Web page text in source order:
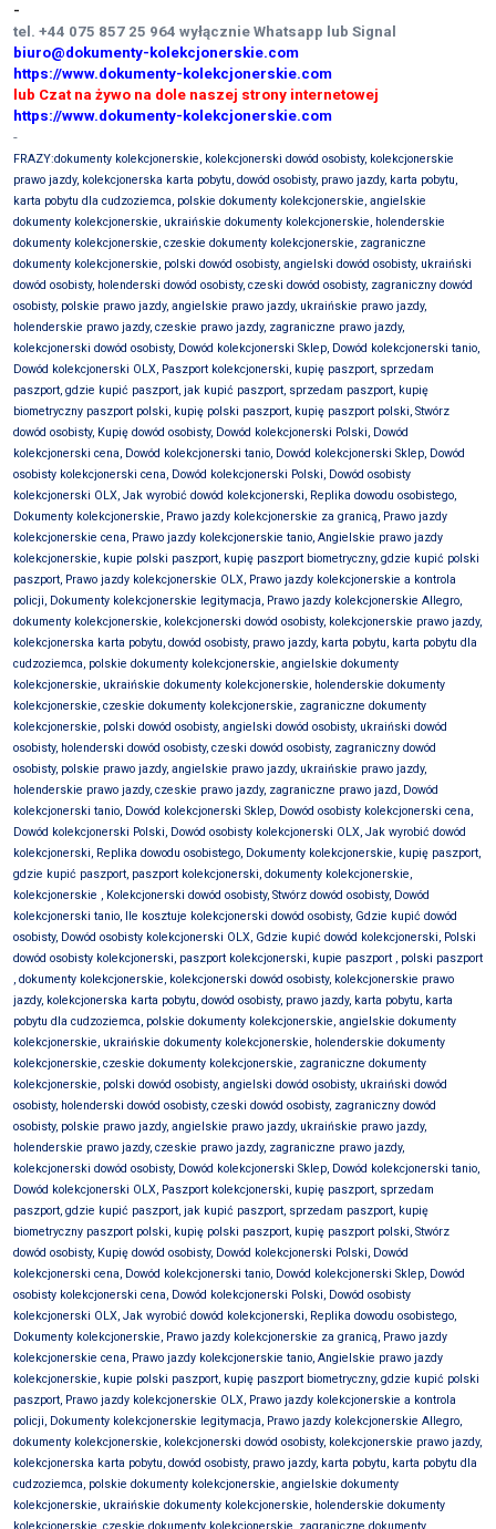
-
tel. +44 075 857 25 964 wyłącznie Whatsapp lub Signal
biuro@dokumenty-kolekcjonerskie.com
https://www.dokumenty-kolekcjonerskie.com
lub Czat na żywo na dole naszej strony internetowej
https://www.dokumenty-kolekcjonerskie.com
-
FRAZY:dokumenty kolekcjonerskie, kolekcjonerski dowód osobisty, kolekcjonerskie
prawo jazdy, kolekcjonerska karta pobytu, dowód osobisty, prawo jazdy, karta pobytu,
karta pobytu dla cudzoziemca, polskie dokumenty kolekcjonerskie, angielskie
dokumenty kolekcjonerskie, ukraińskie dokumenty kolekcjonerskie, holenderskie
dokumenty kolekcjonerskie, czeskie dokumenty kolekcjonerskie, zagraniczne
dokumenty kolekcjonerskie, polski dowód osobisty, angielski dowód osobisty, ukraiński
dowód osobisty, holenderski dowód osobisty, czeski dowód osobisty, zagraniczny dowód
osobisty, polskie prawo jazdy, angielskie prawo jazdy, ukraińskie prawo jazdy,
holenderskie prawo jazdy, czeskie prawo jazdy, zagraniczne prawo jazdy,
kolekcjonerski dowód osobisty, Dowód kolekcjonerski Sklep, Dowód kolekcjonerski tanio,
Dowód kolekcjonerski OLX, Paszport kolekcjonerski, kupię paszport, sprzedam
paszport, gdzie kupić paszport, jak kupić paszport, sprzedam paszport, kupię
biometryczny paszport polski, kupię polski paszport, kupię paszport polski, Stwórz
dowód osobisty, Kupię dowód osobisty, Dowód kolekcjonerski Polski, Dowód
kolekcjonerski cena, Dowód kolekcjonerski tanio, Dowód kolekcjonerski Sklep, Dowód
osobisty kolekcjonerski cena, Dowód kolekcjonerski Polski, Dowód osobisty
kolekcjonerski OLX, Jak wyrobić dowód kolekcjonerski, Replika dowodu osobistego,
Dokumenty kolekcjonerskie, Prawo jazdy kolekcjonerskie za granicą, Prawo jazdy
kolekcjonerskie cena, Prawo jazdy kolekcjonerskie tanio, Angielskie prawo jazdy
kolekcjonerskie, kupie polski paszport, kupię paszport biometryczny, gdzie kupić polski
paszport, Prawo jazdy kolekcjonerskie OLX, Prawo jazdy kolekcjonerskie a kontrola
policji, Dokumenty kolekcjonerskie legitymacja, Prawo jazdy kolekcjonerskie Allegro,
dokumenty kolekcjonerskie, kolekcjonerski dowód osobisty, kolekcjonerskie prawo jazdy,
kolekcjonerska karta pobytu, dowód osobisty, prawo jazdy, karta pobytu, karta pobytu dla
cudzoziemca, polskie dokumenty kolekcjonerskie, angielskie dokumenty
kolekcjonerskie, ukraińskie dokumenty kolekcjonerskie, holenderskie dokumenty
kolekcjonerskie, czeskie dokumenty kolekcjonerskie, zagraniczne dokumenty
kolekcjonerskie, polski dowód osobisty, angielski dowód osobisty, ukraiński dowód
osobisty, holenderski dowód osobisty, czeski dowód osobisty, zagraniczny dowód
osobisty, polskie prawo jazdy, angielskie prawo jazdy, ukraińskie prawo jazdy,
holenderskie prawo jazdy, czeskie prawo jazdy, zagraniczne prawo jazd, Dowód
kolekcjonerski tanio, Dowód kolekcjonerski Sklep, Dowód osobisty kolekcjonerski cena,
Dowód kolekcjonerski Polski, Dowód osobisty kolekcjonerski OLX, Jak wyrobić dowód
kolekcjonerski, Replika dowodu osobistego, Dokumenty kolekcjonerskie, kupię paszport,
gdzie kupić paszport, paszport kolekcjonerski, dokumenty kolekcjonerskie,
kolekcjonerskie , Kolekcjonerski dowód osobisty, Stwórz dowód osobisty, Dowód
kolekcjonerski tanio, Ile kosztuje kolekcjonerski dowód osobisty, Gdzie kupić dowód
osobisty, Dowód osobisty kolekcjonerski OLX, Gdzie kupić dowód kolekcjonerski, Polski
dowód osobisty kolekcjonerski, paszport kolekcjonerski, kupie paszport , polski paszport
, dokumenty kolekcjonerskie, kolekcjonerski dowód osobisty, kolekcjonerskie prawo
jazdy, kolekcjonerska karta pobytu, dowód osobisty, prawo jazdy, karta pobytu, karta
pobytu dla cudzoziemca, polskie dokumenty kolekcjonerskie, angielskie dokumenty
kolekcjonerskie, ukraińskie dokumenty kolekcjonerskie, holenderskie dokumenty
kolekcjonerskie, czeskie dokumenty kolekcjonerskie, zagraniczne dokumenty
kolekcjonerskie, polski dowód osobisty, angielski dowód osobisty, ukraiński dowód
osobisty, holenderski dowód osobisty, czeski dowód osobisty, zagraniczny dowód
osobisty, polskie prawo jazdy, angielskie prawo jazdy, ukraińskie prawo jazdy,
holenderskie prawo jazdy, czeskie prawo jazdy, zagraniczne prawo jazdy,
kolekcjonerski dowód osobisty, Dowód kolekcjonerski Sklep, Dowód kolekcjonerski tanio,
Dowód kolekcjonerski OLX, Paszport kolekcjonerski, kupię paszport, sprzedam
paszport, gdzie kupić paszport, jak kupić paszport, sprzedam paszport, kupię
biometryczny paszport polski, kupię polski paszport, kupię paszport polski, Stwórz
dowód osobisty, Kupię dowód osobisty, Dowód kolekcjonerski Polski, Dowód
kolekcjonerski cena, Dowód kolekcjonerski tanio, Dowód kolekcjonerski Sklep, Dowód
osobisty kolekcjonerski cena, Dowód kolekcjonerski Polski, Dowód osobisty
kolekcjonerski OLX, Jak wyrobić dowód kolekcjonerski, Replika dowodu osobistego,
Dokumenty kolekcjonerskie, Prawo jazdy kolekcjonerskie za granicą, Prawo jazdy
kolekcjonerskie cena, Prawo jazdy kolekcjonerskie tanio, Angielskie prawo jazdy
kolekcjonerskie, kupie polski paszport, kupię paszport biometryczny, gdzie kupić polski
paszport, Prawo jazdy kolekcjonerskie OLX, Prawo jazdy kolekcjonerskie a kontrola
policji, Dokumenty kolekcjonerskie legitymacja, Prawo jazdy kolekcjonerskie Allegro,
dokumenty kolekcjonerskie, kolekcjonerski dowód osobisty, kolekcjonerskie prawo jazdy,
kolekcjonerska karta pobytu, dowód osobisty, prawo jazdy, karta pobytu, karta pobytu dla
cudzoziemca, polskie dokumenty kolekcjonerskie, angielskie dokumenty
kolekcjonerskie, ukraińskie dokumenty kolekcjonerskie, holenderskie dokumenty